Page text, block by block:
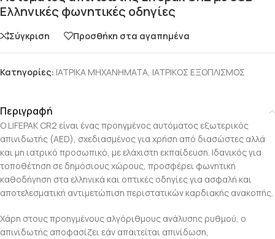
Ελληνικές φωνητικές οδηγίες
Σύγκριση Προσθήκη στα αγαπημένα
Κατηγορίες: ΙΑΤΡΙΚΑ ΜΗΧΑΝΗΜΑΤΑ, ΙΑΤΡΙΚΟΣ ΕΞΟΠΛΙΣΜΟΣ
Περιγραφή
Ο LIFEPAK CR2 είναι ένας προηγμένος αυτόματος εξωτερικός
απινιδωτής (AED), σχεδιασμένος για χρήση από διασώστες αλλά
και μη ιατρικό προσωπικό, με ελάχιστη εκπαίδευση. Ιδανικός για
τοποθέτηση σε δημόσιους χώρους, προσφέρει φωνητική
καθοδήγηση στα ελληνικά και οπτικές οδηγίες για ασφαλή και
αποτελεσματική αντιμετώπιση περιστατικών καρδιακής ανακοπής.
Χάρη στους προηγμένους αλγόριθμους ανάλυσης ρυθμού, ο
απινιδωτής αποφασίζει εάν απαιτείται απινίδωση,